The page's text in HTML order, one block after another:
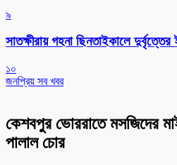
৯
সাতক্ষীরায় গহনা ছিনতাইকালে
১০
জনপ্রিয় সব খবর
কেশবপুর ভোররাতে মসজিদের
পালাল চোর